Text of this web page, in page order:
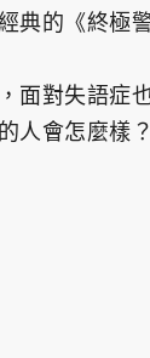
典的《終極
面對失語症
人會怎麼樣